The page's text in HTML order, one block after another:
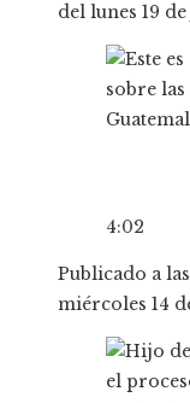
del lunes 19
4:02
Publicado a
miércoles 14